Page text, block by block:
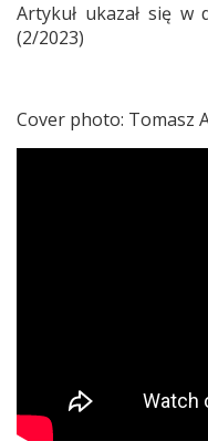
Artykuł ukazał się w
(2/2023)
Cover photo: Tomasz